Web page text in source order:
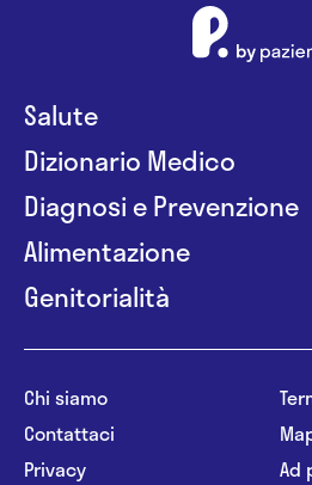
Salute
Dizionario Medico
Diagnosi e Prevenzione
Alimentazione
Genitorialità
Chi siamo
Contattaci
Privacy
Ad